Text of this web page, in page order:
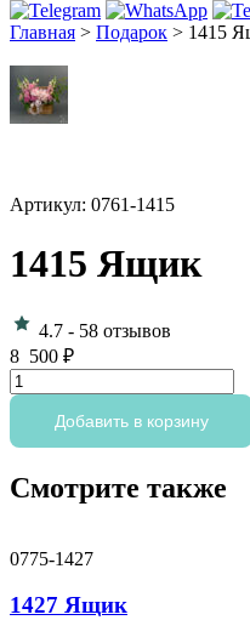
Главная > Подарок > 1415
Артикул: 0761-1415
1415 Ящик
4.7 - 58 отзывов
8 500 ₽
Количество
товара
Ящик
Добавить в корзину
Смотрите также
0775-1427
1427 Ящик